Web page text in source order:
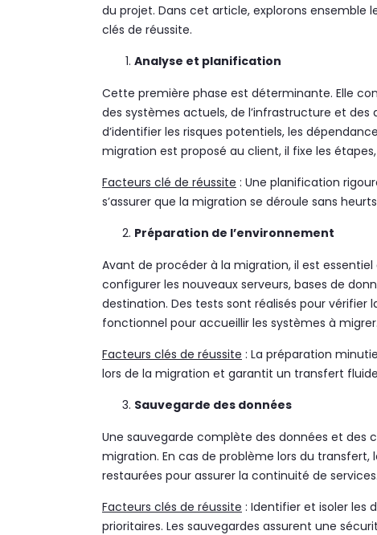
du projet. Dans cet article, explorons ensemble
clés de réussite.
Analyse et planification
Cette première phase est déterminante. Elle
des systèmes actuels, de l’infrastructure et des
d’identifier les risques potentiels, les
migration est proposé au client, il fixe les
Facteurs clé de réussite : Une planification
s’assurer que la migration se déroule sans
Préparation de l’environnement
Avant de procéder à la migration, il est
configurer les nouveaux serveurs, bases de
destination. Des tests sont réalisés pour
fonctionnel pour accueillir les systèmes à migrer.
Facteurs clés de réussite : La préparation
lors de la migration et garantit un transfert
Sauvegarde des données
Une sauvegarde complète des données et des
migration. En cas de problème lors du
restaurées pour assurer la continuité de services.
Facteurs clés de réussite : Identifier et isoler les
prioritaires. Les sauvegardes assurent une